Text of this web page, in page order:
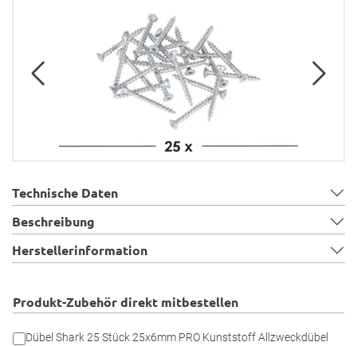
Technische Daten
Beschreibung
Herstellerinformation
Produkt-Zubehör direkt mitbestellen
Dübel Shark 25 Stück 25x6mm PRO Kunststoff Allzweckdübel